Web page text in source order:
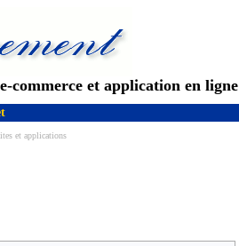
commerce et application en ligne
et applications